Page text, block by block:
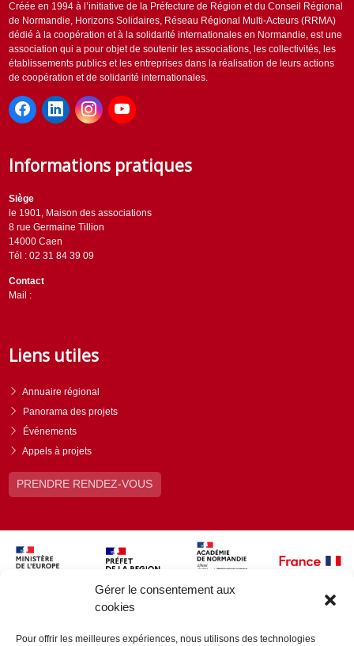
Gérer le consentement aux
cookies
Pour offrir les meilleures expériences, nous utilisons des technologies
Créée en 1994 à l’initiative de la Préfecture de Région et du Conseil Régional
de Normandie, Horizons Solidaires, Réseau Régional Multi-Acteurs (RRMA)
dédié à la coopération et à la solidarité internationales en Normandie, est une
association qui a pour objet de soutenir les associations, les collectivités, les
établissements publics et les entreprises dans la réalisation de leurs actions
de coopération et de solidarité internationales.
Informations pratiques
Siège
le 1901, Maison des associations
8 rue Germaine Tillion
14000 Caen
Tél : 02 31 84 39 09
Contact
Mail :
Liens utiles
Annuaire régional
Panorama des projets
Événements
Appels à projets
PRENDRE RENDEZ-VOUS